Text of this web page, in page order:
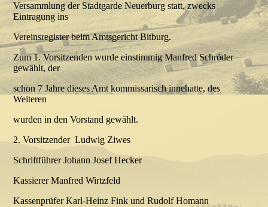
Versammlung der Stadtgarde Neuerburg statt, zwecks
Eintragung ins
Vereinsregister beim Amtsgericht Bitburg.
Zum 1. Vorsitzenden wurde einstimmig Manfred Schröder
gewählt, der
schon 7 Jahre dieses Amt kommissarisch innehatte, des
Weiteren
wurden in den Vorstand gewählt.
2. Vorsitzender Ludwig Ziwes
Schriftführer Johann Josef Hecker
Kassierer Manfred Wirtzfeld
Kassenprüfer Karl-Heinz Fink und Rudolf Homann